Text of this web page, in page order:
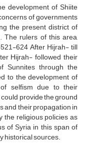
development of Shiite
of governments
the present district of
The rulers of this area,
624 After Hijrah- till
Hijrah- followed their
Sunnites through the
to the development of
selfism due to their
provide the ground
and their propagation in
the religious policies as
of Syria in this span of
historical sources.